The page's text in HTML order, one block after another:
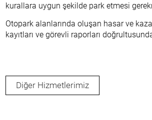
kurallara uygun şekilde park etmesi
Otopark alanlarında oluşan hasar ve
kayıtları ve görevli raporları
Diğer Hizmetlerimiz